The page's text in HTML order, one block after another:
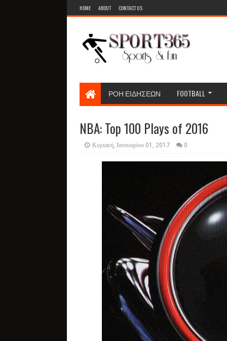
HOME ABOUT CONTACT US
ΡΟΗ ΕΙΔΗΣΕΩΝ FOOTBALL
NBA: Top 100 Plays of 2016
Κυριακή, Ιανουαρίου 01, 2017 0